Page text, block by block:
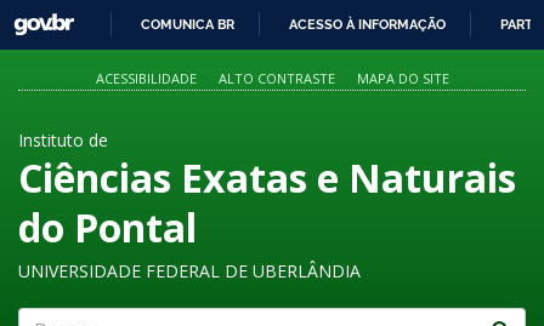
PARA
O
GOVBR
COMUNICA BR ACESSO À INFORMAÇÃO
ACESSIBILIDADE ALTO CONTRASTE MAPA DO SITE
Instituto de
Ciências Exatas e Naturais
do Pontal
UNIVERSIDADE FEDERAL DE UBERLÂNDIA